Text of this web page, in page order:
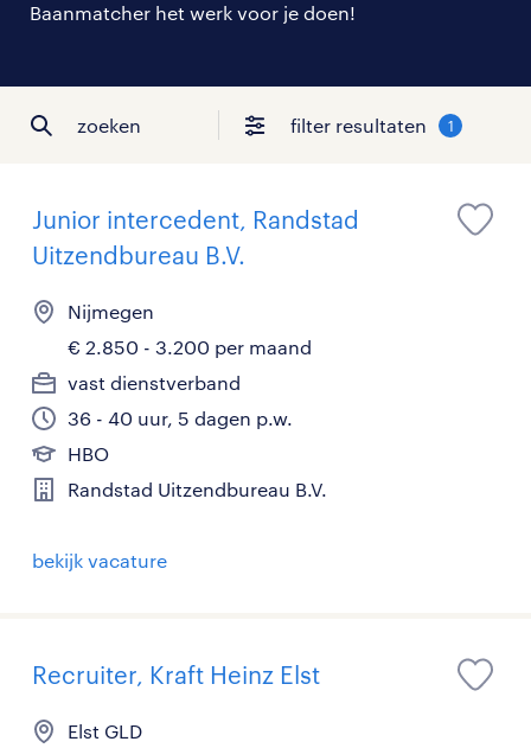
Baanmatcher het werk voor je doen!
zoeken filter resultaten 1
Junior intercedent, Randstad
Uitzendbureau B.V.
Nijmegen
€ 2.850 - 3.200 per maand
vast dienstverband
36 - 40 uur, 5 dagen p.w.
HBO
Randstad Uitzendbureau B.V.
bekijk vacature
Recruiter, Kraft Heinz Elst
Elst GLD